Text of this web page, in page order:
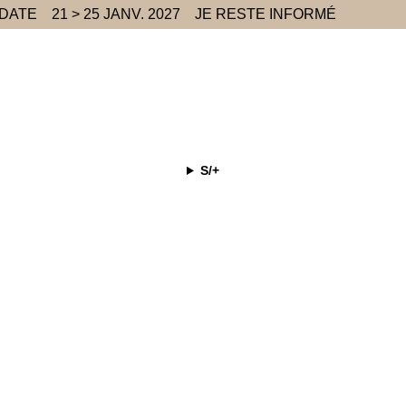
21 > 25 JANV. 2027 JE RESTE INFORMÉ
S/+